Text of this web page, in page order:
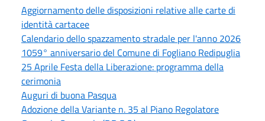
Aggiornamento delle disposizioni relative alle carte di
identità cartacee
Calendario dello spazzamento stradale per l'anno 2026
1059° anniversario del Comune di Fogliano Redipuglia
25 Aprile Festa della Liberazione: programma della
cerimonia
Auguri di buona Pasqua
Adozione della Variante n. 35 al Piano Regolatore